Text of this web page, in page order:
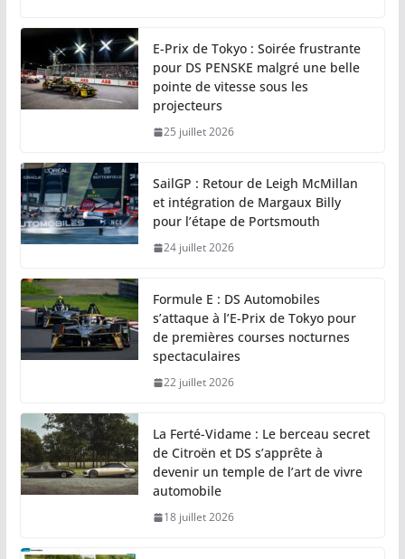
E-Prix de Tokyo : Soirée frustrante
pour DS PENSKE malgré une belle
pointe de vitesse sous les
projecteurs
25 juillet 2026
SailGP : Retour de Leigh McMillan
et intégration de Margaux Billy
pour l’étape de Portsmouth
24 juillet 2026
Formule E : DS Automobiles
s’attaque à l’E-Prix de Tokyo pour
de premières courses nocturnes
spectaculaires
22 juillet 2026
La Ferté-Vidame : Le berceau secret
de Citroën et DS s’apprête à
devenir un temple de l’art de vivre
automobile
18 juillet 2026